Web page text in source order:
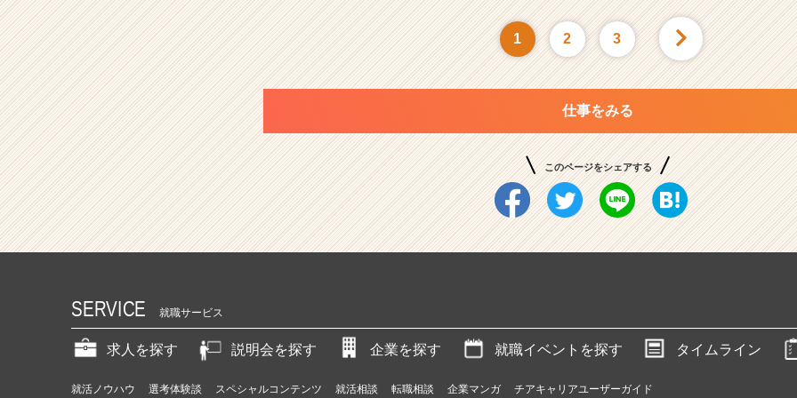
1 2 3
仕事をみる
このページをシェアする
SERVICE 就職サービス
求人を探す 説明会を探す 企業を探す 就職イベントを探す タイムライン
就活ノウハウ 選考体験談 スペシャルコンテンツ 就活相談 転職相談 企業マンガ チアキャリアユーザーガイド